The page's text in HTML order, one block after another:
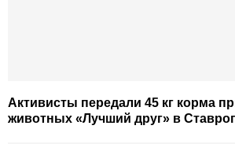
Активисты передали 45 кг корма
животных «Лучший друг» в